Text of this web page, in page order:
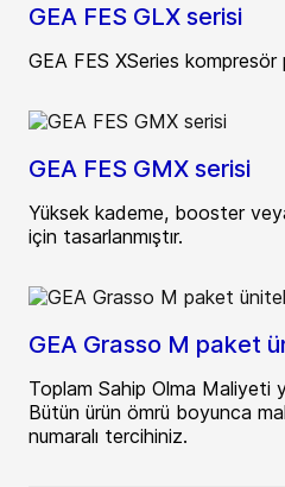
GEA FES GLX serisi
GEA FES XSeries kompresör
GEA FES GMX serisi
Yüksek kademe, booster
için tasarlanmıştır.
GEA Grasso M paket
Toplam Sahip Olma Maliyeti
Bütün ürün ömrü boyunca
numaralı tercihiniz.